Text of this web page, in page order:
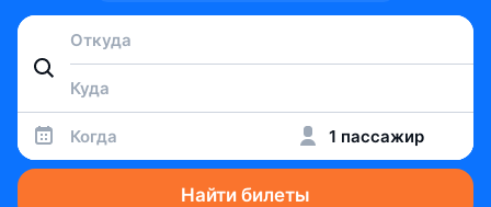
Когда 1 пассажир
Найти билеты